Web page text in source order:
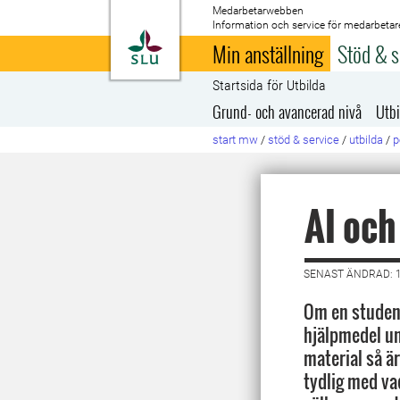
Till startsida
Medarbetarwebben
Information och service för
Min anställning Stöd &
Startsida för Utbilda
Grund- och avancerad nivå
start mw / stöd & service / utbilda /
AI
SENAST ÄNDRAD:
Om en
hjälpmedel
material så
tydlig med